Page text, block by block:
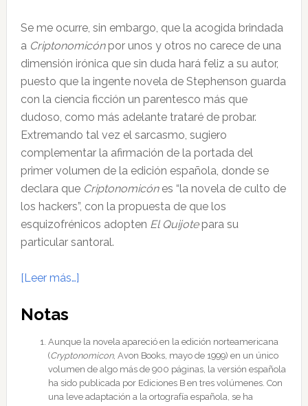
Se me ocurre, sin embargo, que la acogida brindada
a Criptonomicónpor unos y otros no carece de una
dimensión irónica que sin duda hará feliz a su autor,
puesto que la ingente novela de Stephenson guarda
con la ciencia ficción un parentesco más que
dudoso, como más adelante trataré de probar.
Extremando tal vez el sarcasmo, sugiero
complementar la afirmación de la portada del
primer volumen de la edición española, donde se
declara que Criptonomicónes “la novela de culto de
los hackers”, con la propuesta de que los
esquizofrénicos adopten El Quijotepara su
particular santoral.
[Leer más…]acerca
o
los
límites
de
Notas
Aunque la novela apareció en la edición norteamericana
(Cryptonomicon, Avon Books, mayo de 1999) en un único
volumen de algo más de 900 páginas, la versión española
ha sido publicada por Ediciones B en tres volúmenes. Con
una leve adaptación a la ortografía española, se ha